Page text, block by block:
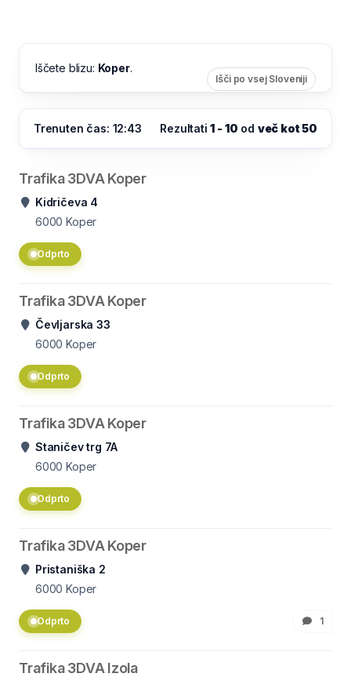
Iščete blizu: Koper.
Išči po vsej Sloveniji
Trenuten čas: 12:43 Rezultati1 - 10 od več kot 50
Trafika 3DVA Koper
Kidričeva 4
6000 Koper
Odprto
Trafika 3DVA Koper
Čevljarska 33
6000 Koper
Odprto
Trafika 3DVA Koper
Staničev trg 7A
6000 Koper
Odprto
Trafika 3DVA Koper
Pristaniška 2
6000 Koper
Odprto 1
Trafika 3DVA Izola